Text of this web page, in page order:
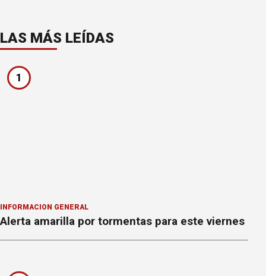
LAS MÁS LEÍDAS
1
INFORMACION GENERAL
Alerta amarilla por tormentas para este viernes